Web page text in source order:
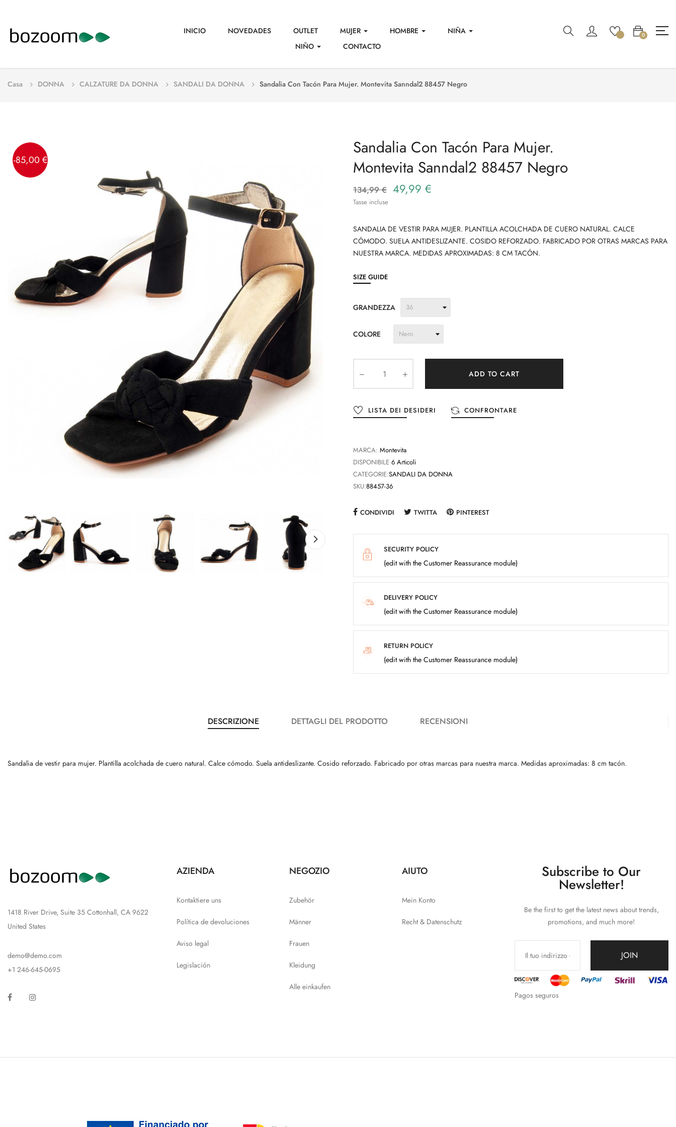
INICIO NOVEDADES OUTLET MUJER HOMBRE
NIÑA
NIÑO
CONTACTO
0
Casa DONNA CALZATURE DA DONNA SANDALI DA DONNA Sandalia Con Tacón Para Mujer. Montevita Sanndal2 88457 Negro
-85,00 €
Sandalia Con Tacón Para Mujer.
Montevita Sanndal2 88457 Negro
134,99 € 49,99 €
Tasse incluse
SANDALIA DE VESTIR PARA MUJER. PLANTILLA ACOLCHADA DE CUERO NATURAL. CALCE
CÓMODO. SUELA ANTIDESLIZANTE. COSIDO REFORZADO. FABRICADO POR OTRAS MARCAS PARA
NUESTRA MARCA. MEDIDAS APROXIMADAS: 8 CM TACÓN.
SIZE GUIDE
GRANDEZZA
COLORE
ADD TO CART
LISTA DEI DESIDERI CONFRONTARE
MARCA: Montevita
DISPONIBILE 6 Articoli
CATEGORIE:SANDALI DA DONNA
SKU:88457-36
CONDIVIDI TWITTA PINTEREST
SECURITY POLICY
(edit with the Customer Reassurance module)
DELIVERY POLICY
(edit with the Customer Reassurance module)
RETURN POLICY
(edit with the Customer Reassurance module)
DESCRIZIONE DETTAGLI DEL PRODOTTO RECENSIONI
Sandalia de vestir para mujer. Plantilla acolchada de cuero natural. Calce cómodo. Suela antideslizante. Cosido reforzado. Fabricado por otras marcas para nuestra marca. Medidas aproximadas: 8 cm tacón.
1418 River Drive, Suite 35 Cottonhall, CA 9622
United States
demo@demo.com
+1 246-645-0695
Facebook
AZIENDA
Kontaktiere uns
Política de devoluciones
Aviso legal
Legislación
NEGOZIO
Zubehör
Männer
Frauen
Kleidung
Alle einkaufen
AIUTO
Mein Konto
Recht & Datenschutz
Subscribe to Our
Newsletter!
Be the first to get the latest news about trends,
promotions, and much more!
JOIN
Pagos seguros